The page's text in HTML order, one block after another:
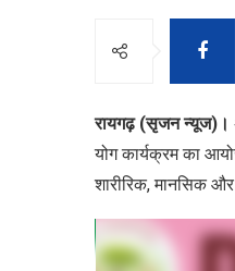
रायगढ़ (सृजन न्यूज)।
योग कार्यक्रम का
शारीरिक, मानसिक